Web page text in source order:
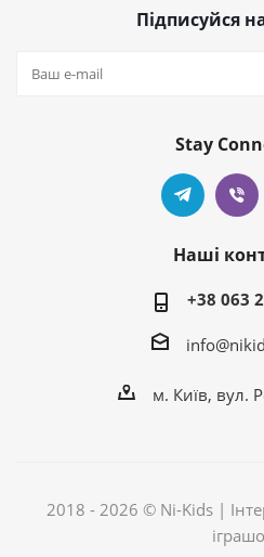
Підписуйся
Stay
Наші
+38 063
м. Київ, вул.
2018 - 2026 © Ni-Kids |